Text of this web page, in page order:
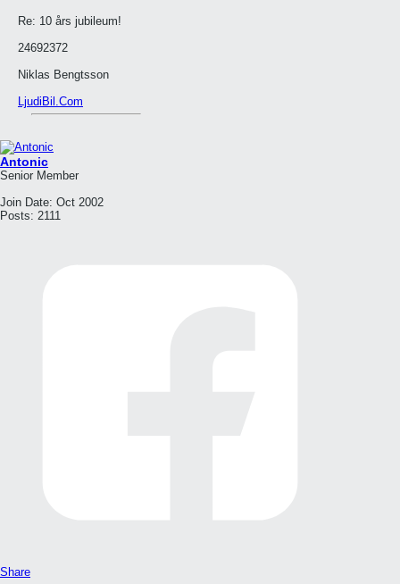
Re: 10 års jubileum!
24692372
Niklas Bengtsson
LjudiBil.Com
Antonic
Senior Member
Join Date: Oct 2002
Posts: 2111
Share